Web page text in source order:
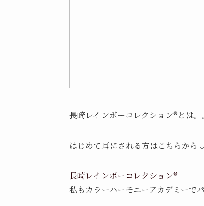
長崎レインボーコレクション®︎とは。
はじめて耳にされる方はこちらから↓
長崎レインボーコレクション®︎
私もカラーハーモニーアカデミーで